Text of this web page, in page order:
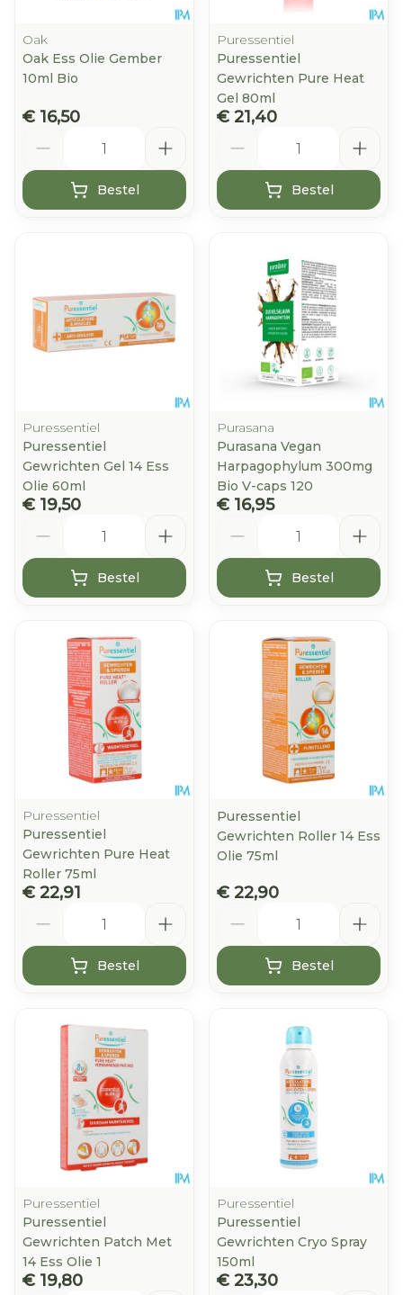
Oak
Oak Ess Olie Gember
10ml Bio
€ 16,50
Bestel
Puressentiel
Puressentiel
Gewrichten Pure Heat
Gel 80ml
€ 21,40
Bestel
Puressentiel
Puressentiel
Gewrichten Gel 14 Ess
Olie 60ml
€ 19,50
Bestel
Purasana
Purasana Vegan
Harpagophylum 300mg
Bio V-caps 120
€ 16,95
Bestel
Puressentiel
Puressentiel
Gewrichten Pure Heat
Roller 75ml
€ 22,91
Bestel
Puressentiel
Gewrichten Roller 14 Ess
Olie 75ml
€ 22,90
Bestel
Puressentiel
Puressentiel
Gewrichten Patch Met
14 Ess Olie 1
€ 19,80
Puressentiel
Puressentiel
Gewrichten Cryo Spray
150ml
€ 23,30